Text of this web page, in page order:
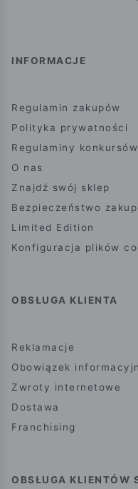
INFORMACJE
Regulamin zakupów
Polityka prywatności
Regulaminy
O nas
Znajdź swój sklep
Bezpieczeństwo
Limited Edition
Konfiguracja plików
OBSŁUGA KLIENTA
Reklamacje
Obowiązek
Zwroty internetowe
Dostawa
Franchising
OBSŁUGA KLIENTÓW